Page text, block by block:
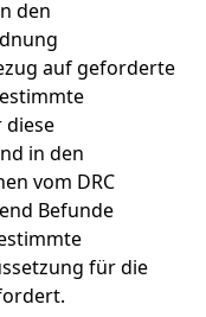
den
auf geforderte
diese
in den
vom DRC
Befunde
für die